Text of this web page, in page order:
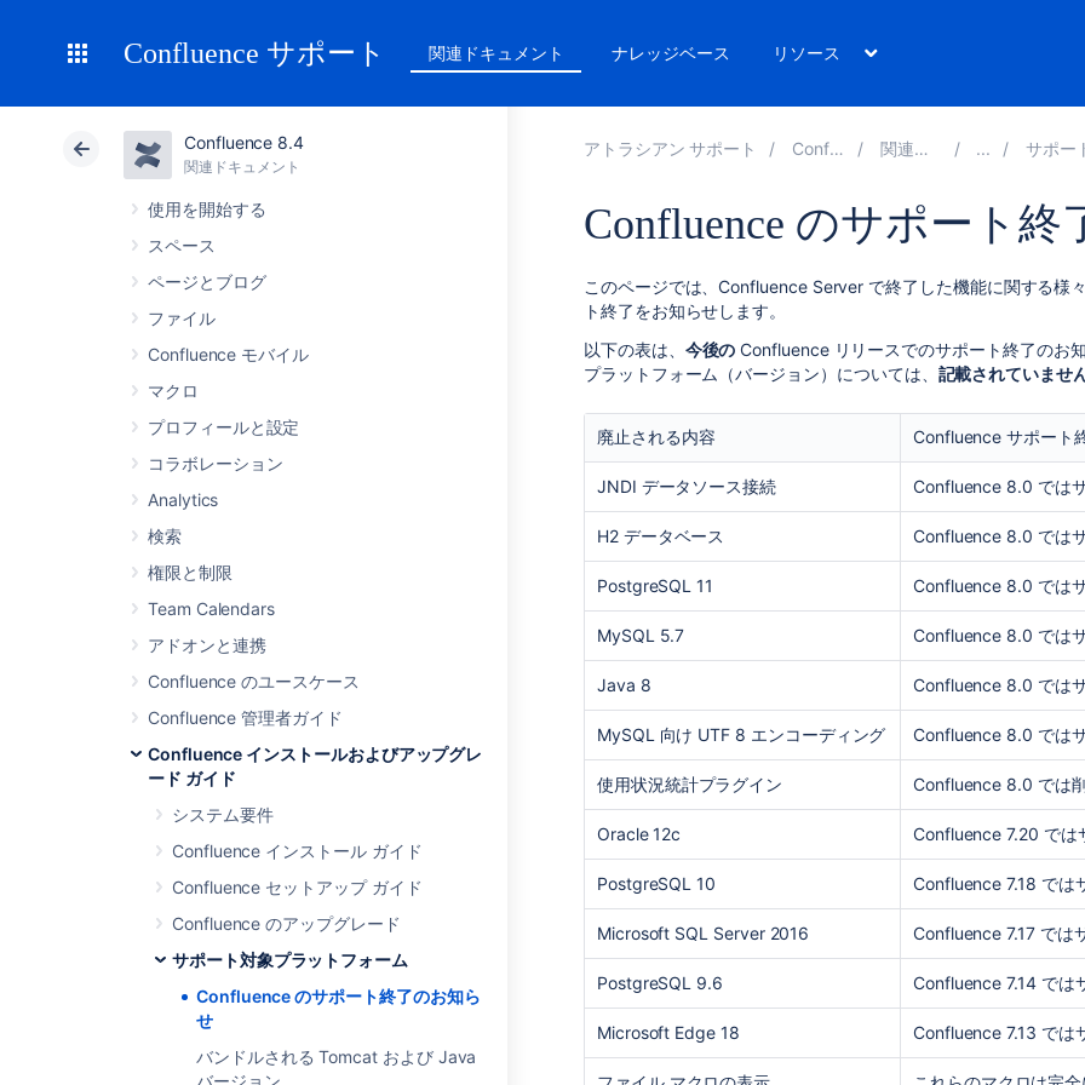
Confluence サポート 関連ドキュメント ナレッジベース リソース
Confluence 8.4
関連ドキュメント
使用を開始する
スペース
ページとブログ
ファイル
Confluence モバイル
マクロ
プロフィールと設定
コラボレーション
Analytics
検索
権限と制限
Team Calendars
アドオンと連携
Confluence のユースケース
Confluence 管理者ガイド
Confluence インストールおよびアップグレ
ード ガイド
システム要件
Confluence インストール ガイド
Confluence セットアップ ガイド
Confluence のアップグレード
サポート対象プラットフォーム
Confluence のサポート終了のお知ら
せ
バンドルされる Tomcat および Java
バージョン
アトラシアン サポート Confluence 8.4 関連ドキュメント サポート対象プ
Confluence のサポート
このページでは、Confluence Server で終了した機能に関する様
ト終了をお知らせします。
以下の表は、 今後の Confluence リリースでのサポート終了のお
プラットフォーム（バージョン）については、 記載されていませ
廃止される内容 Confluence サポート
JNDI データソース接続 Confluence 8.0 では
H2 データベース Confluence 8.0 では
PostgreSQL 11 Confluence 8.0 では
MySQL 5.7 Confluence 8.0 では
Java 8 Confluence 8.0 では
MySQL 向け UTF 8 エンコーディング Confluence 8.0 では
使用状況統計プラグイン Confluence 8.0 では
Oracle 12c Confluence 7.20 では
PostgreSQL 10 Confluence 7.18 では
Microsoft SQL Server 2016 Confluence 7.17 では
PostgreSQL 9.6 Confluence 7.14 では
Microsoft Edge 18 Confluence 7.13 では